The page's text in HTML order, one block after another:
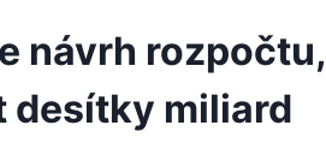
návrh
desítky miliard